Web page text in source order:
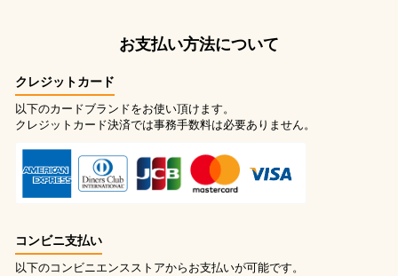
お支払い方法について
クレジットカード
以下のカードブランドをお使い頂けます。
クレジットカード決済では事務手数料は必要ありません。
コンビニ支払い
以下のコンビニエンスストアからお支払いが可能です。